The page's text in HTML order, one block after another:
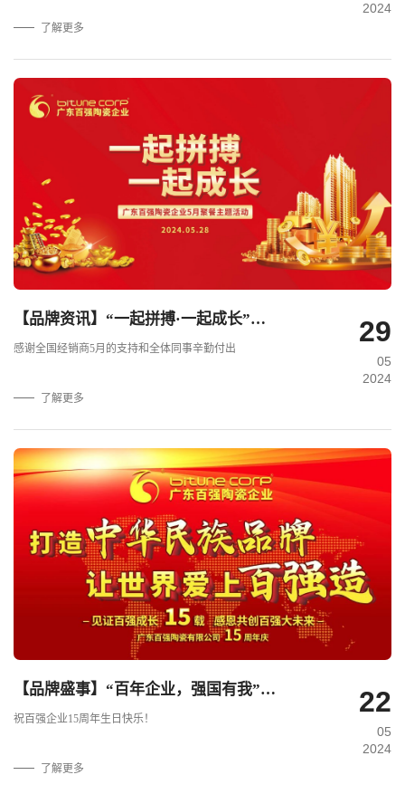
了解更多
2024
【品牌资讯】“一起拼搏·一起成长”——比卡拉瓷砖·岩板5月份月度工作会议及月度聚餐圆满举行！.
感谢全国经销商5月的支持和全体同事辛勤付出
了解更多
29
05
2024
【品牌盛事】“百年企业，强国有我”——热烈庆祝比卡拉瓷砖·岩板生产基地广东百强陶瓷有限公司15周年庆！.
祝百强企业15周年生日快乐！
了解更多
22
05
2024